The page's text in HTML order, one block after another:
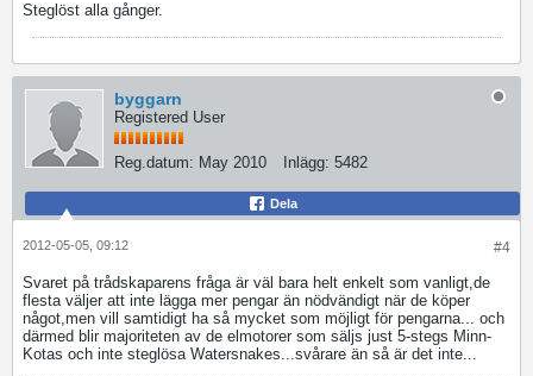
Steglöst alla gånger.
byggarn
Registered User
Reg.datum: May 2010 Inlägg: 5482
Dela
#4
2012-05-05, 09:12
Svaret på trådskaparens fråga är väl bara helt enkelt som vanligt,de
flesta väljer att inte lägga mer pengar än nödvändigt när de köper
något,men vill samtidigt ha så mycket som möjligt för pengarna... och
därmed blir majoriteten av de elmotorer som säljs just 5-stegs Minn-
Kotas och inte steglösa Watersnakes...svårare än så är det inte...